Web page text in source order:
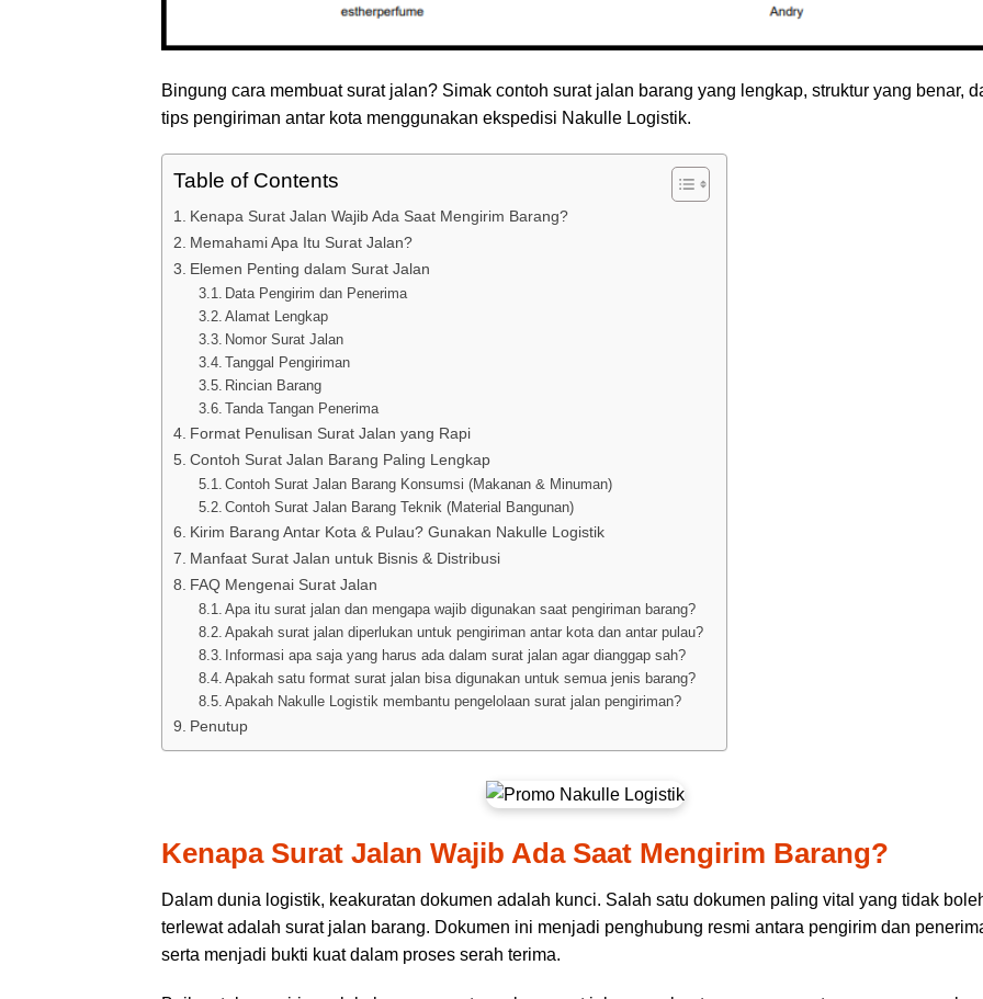
Bingung cara membuat surat jalan? Simak contoh surat jalan barang yang lengkap, struktur yang benar,
tips pengiriman antar kota menggunakan ekspedisi Nakulle Logistik.
Table of Contents
Kenapa Surat Jalan Wajib Ada Saat Mengirim Barang?
Memahami Apa Itu Surat Jalan?
Elemen Penting dalam Surat Jalan
Data Pengirim dan Penerima
Alamat Lengkap
Nomor Surat Jalan
Tanggal Pengiriman
Rincian Barang
Tanda Tangan Penerima
Format Penulisan Surat Jalan yang Rapi
Contoh Surat Jalan Barang Paling Lengkap
Contoh Surat Jalan Barang Konsumsi (Makanan & Minuman)
Contoh Surat Jalan Barang Teknik (Material Bangunan)
Kirim Barang Antar Kota & Pulau? Gunakan Nakulle Logistik
Manfaat Surat Jalan untuk Bisnis & Distribusi
FAQ Mengenai Surat Jalan
Apa itu surat jalan dan mengapa wajib digunakan saat pengiriman barang?
Apakah surat jalan diperlukan untuk pengiriman antar kota dan antar pulau?
Informasi apa saja yang harus ada dalam surat jalan agar dianggap sah?
Apakah satu format surat jalan bisa digunakan untuk semua jenis barang?
Apakah Nakulle Logistik membantu pengelolaan surat jalan pengiriman?
Penutup
Kenapa Surat Jalan Wajib Ada Saat Mengirim Barang?
Dalam dunia logistik, keakuratan dokumen adalah kunci. Salah satu dokumen paling vital yang tidak
terlewat adalah surat jalan barang. Dokumen ini menjadi penghubung resmi antara pengirim dan
serta menjadi bukti kuat dalam proses serah terima.